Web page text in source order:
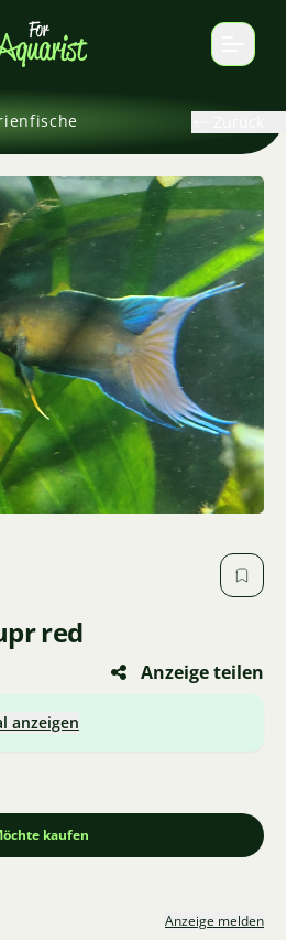
red
Anzeige teilen
anzeigen
kaufen
Anzeige melden